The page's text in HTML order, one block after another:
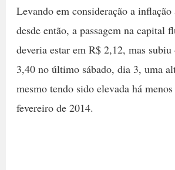
Levando em consideração a inflação
desde então, a passagem na capital
deveria estar em R$ 2,12, mas
3,40 no último sábado, dia 3, uma
mesmo tendo sido elevada há
fevereiro de 2014.